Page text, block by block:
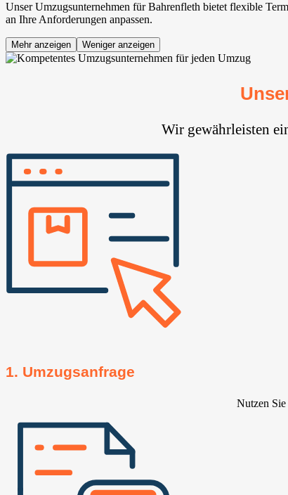
Unser Umzugsunternehmen für Bahrenfleth bietet flexible
an Ihre Anforderungen anpassen.
Mehr anzeigen Weniger anzeigen
Wir gewährleisten
1. Umzugsanfrage
Nutzen